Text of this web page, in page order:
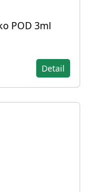
POD 3ml
Detail